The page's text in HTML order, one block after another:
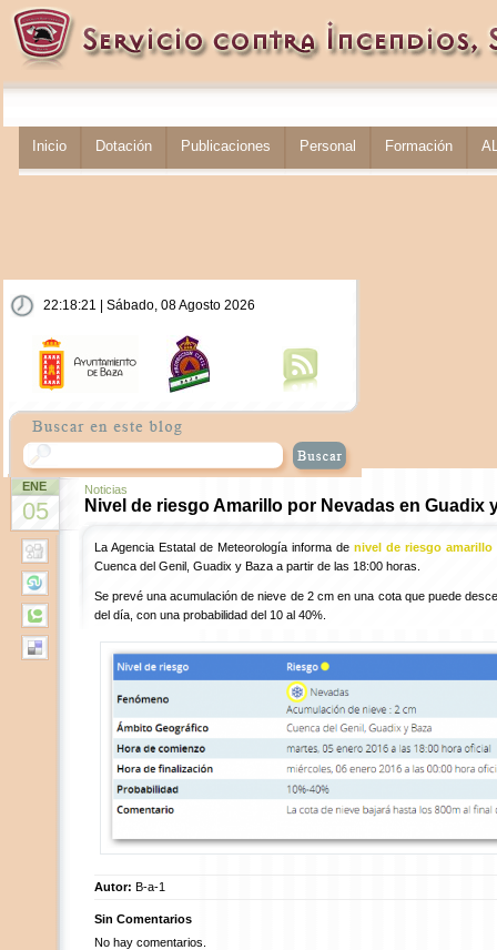
Inicio Dotación Publicaciones Personal Formación
22:18:21 | Sábado, 08 Agosto 2026
ENE
05
Noticias
Nivel de riesgo Amarillo por Nevadas en Guadix
La Agencia Estatal de Meteorología informa de nivel de riesgo amarillo
Cuenca del Genil, Guadix y Baza a partir de las 18:00 horas.
Se prevé una acumulación de nieve de 2 cm en una cota que puede
del día, con una probabilidad del 10 al 40%.
Autor: B-a-1
Sin Comentarios
No hay comentarios.